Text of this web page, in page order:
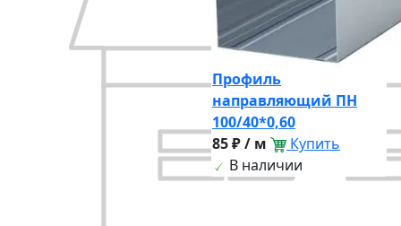
Профиль
направляющий ПН
100/40*0,60
85 ₽ / м
Купить
В наличии